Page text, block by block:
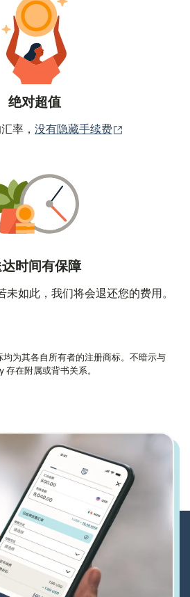
绝对超值
率， 没有隐藏手续费
时间有保障
未如此，我们将会退还您的费用。
均为其各自所有者的注册商标。不暗示与
存在附属或背书关系。